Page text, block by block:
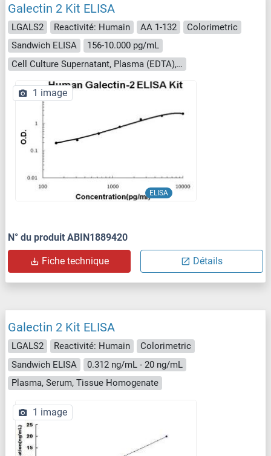
Galectin 2 Kit ELISA
LGALS2 Reactivité: Humain AA 1-132
Colorimetric
Sandwich ELISA
156-10.000 pg/mL
Cell Culture Supernatant, Plasma (EDTA), Plasma (heparin), Serum
ELISA
1 image
N° du produit ABIN1889420
Fiche technique Détails
Galectin 2 Kit ELISA
LGALS2 Reactivité: Humain
Colorimetric
Sandwich ELISA
0.312 ng/mL - 20 ng/mL
Plasma, Serum, Tissue Homogenate
1 image